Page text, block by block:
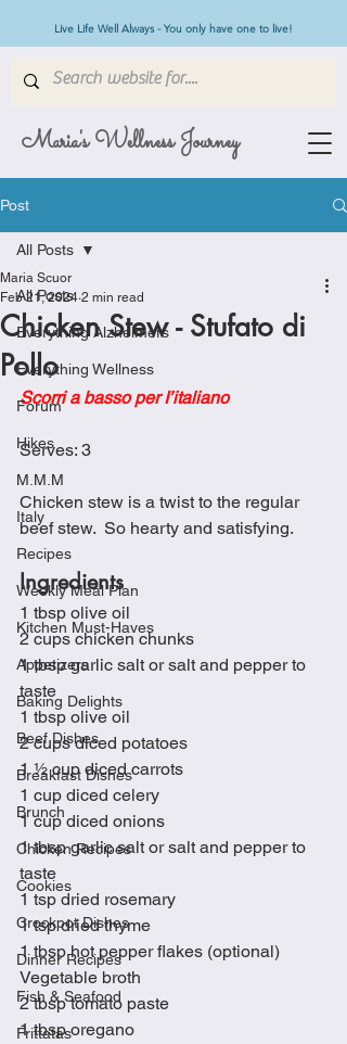
Maria's Wellness Journey
Live Life Well Always - You only have one to live!
Post
All Posts
Everything Alzheimers
Everything Wellness
Forum
Hikes
M.M.M
Italy
Recipes
Weekly Meal Plan
Kitchen Must-Haves
Appetizers
Baking Delights
Beef Dishes
Breakfast Dishes
Brunch
Chicken Recipes
Cookies
Crockpot Dishes
Dinner Recipes
Fish & Seafood
Frittatas
All Posts
Chicken Stew - Stufato di
Pollo
Maria Scuor
Feb 21, 2024 2 min read
Scorri a basso per I’italiano
Serves: 3
Chicken stew is a twist to the regular
beef stew.  So hearty and satisfying.
Ingredients
1 tbsp olive oil
2 cups chicken chunks
1 tbsp garlic salt or salt and pepper to
taste
1 tbsp olive oil
2 cups diced potatoes
1 ½ cup diced carrots
1 cup diced celery
1 cup diced onions
1 tbsp garlic salt or salt and pepper to
taste
1 tsp dried rosemary
1 tsp dried thyme
1 tbsp hot pepper flakes (optional)
Vegetable broth
2 tbsp tomato paste
1 tbsp oregano